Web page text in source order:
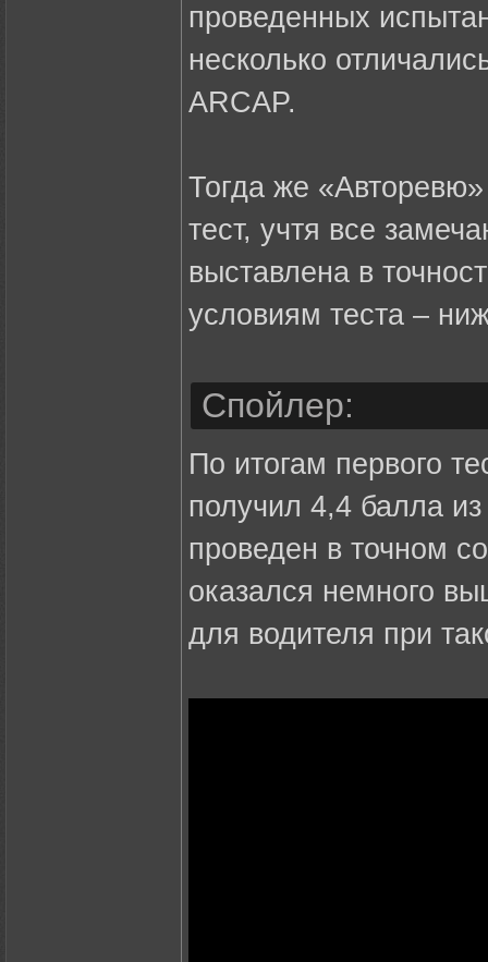
проведенных
несколько
ARCAP.
Тогда же
тест, учтя все
выставлена в
условиям теста –
Спойлер:
По итогам первого
получил 4,4 балла
проведен в точном
оказался немного
для водителя при